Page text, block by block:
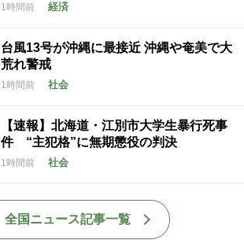
1時間前 経済
台風13号が沖縄に最接近 沖縄や奄美で大
荒れ警戒
1時間前 社会
【速報】北海道・江別市大学生暴行死事
件 “主犯格”に無期懲役の判決
1時間前 社会
全国ニュース記事一覧